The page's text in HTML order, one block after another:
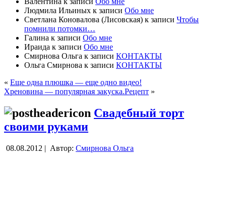
Людмила Ильиных к записи Обо мне
Светлана Коновалова (Лисовская) к записи Чтобы
помнили потомки…
Галина к записи Обо мне
Ираида к записи Обо мне
Смирнова Ольга к записи КОНТАКТЫ
Ольга Смирнова к записи КОНТАКТЫ
« Еще одна плюшка — еще одно видео!
Хреновина — популярная закуска.Рецепт »
Свадебный торт
своими руками
08.08.2012 | Автор: Смирнова Ольга